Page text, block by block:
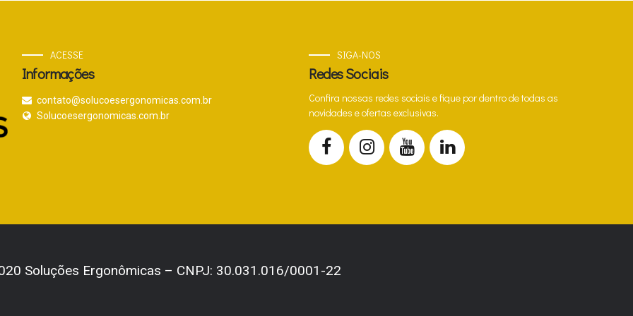
ACESSE
Informações
contato@solucoesergonomicas.com.br
Solucoesergonomicas.com.br
SIGA-NOS
Redes Sociais
Confira nossas redes sociais e fique por dentro de todas as
novidades e ofertas exclusivas.
Soluções Ergonômicas – CNPJ: 30.031.016/0001-22